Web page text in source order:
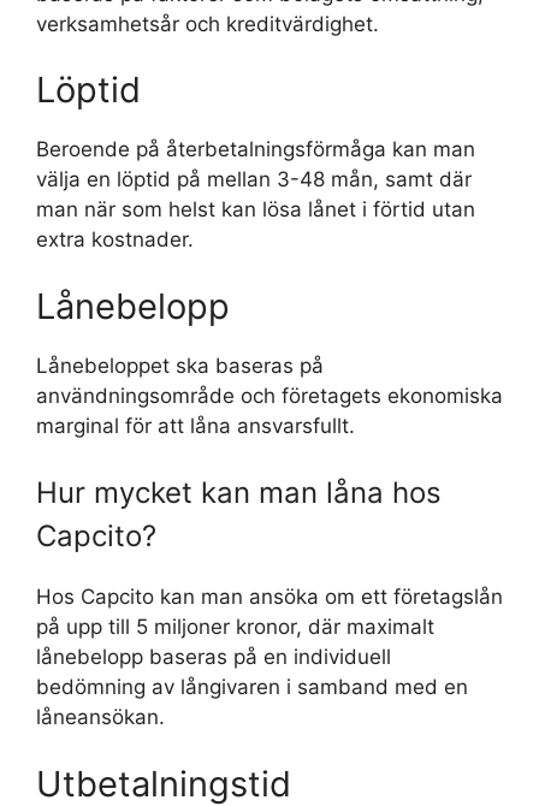
verksamhetsår och kreditvärdighet.
Löptid
Beroende på återbetalningsförmåga kan man
välja en löptid på mellan 3-48 mån, samt där
man när som helst kan lösa lånet i förtid utan
extra kostnader.
Lånebelopp
Lånebeloppet ska baseras på
användningsområde och företagets ekonomiska
marginal för att låna ansvarsfullt.
Hur mycket kan man låna hos
Capcito?
Hos Capcito kan man ansöka om ett företagslån
på upp till 5 miljoner kronor, där maximalt
lånebelopp baseras på en individuell
bedömning av långivaren i samband med en
låneansökan.
Utbetalningstid